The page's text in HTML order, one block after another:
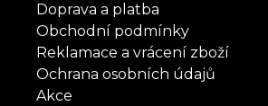
Doprava a platba
Obchodní podmínky
Reklamace a vrácení zboží
Ochrana osobních údajů
Akce